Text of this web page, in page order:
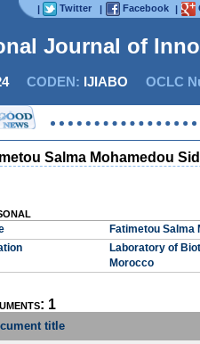
| Twitter | Facebook |
Journal of
CODEN: IJIABO OCLC
Salma Mohamedou
Fatimetou Salma
Laboratory of
Morocco
1
title